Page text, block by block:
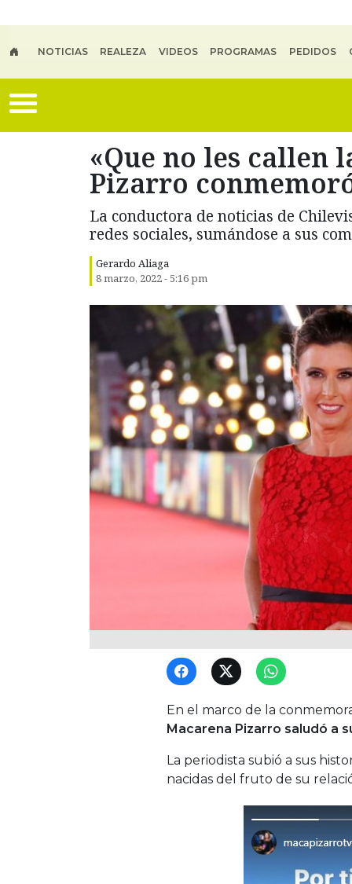
NOTICIAS REALEZA VIDEOS PROGRAMAS PEDIDOS
«Que no les callen
Pizarro
La conductora de noticias de
redes sociales, sumándose a sus
Gerardo Aliaga
8 marzo, 2022 - 5:16 pm
En el marco de la
Macarena Pizarro saludó a
La periodista subió a sus
nacidas del fruto de su